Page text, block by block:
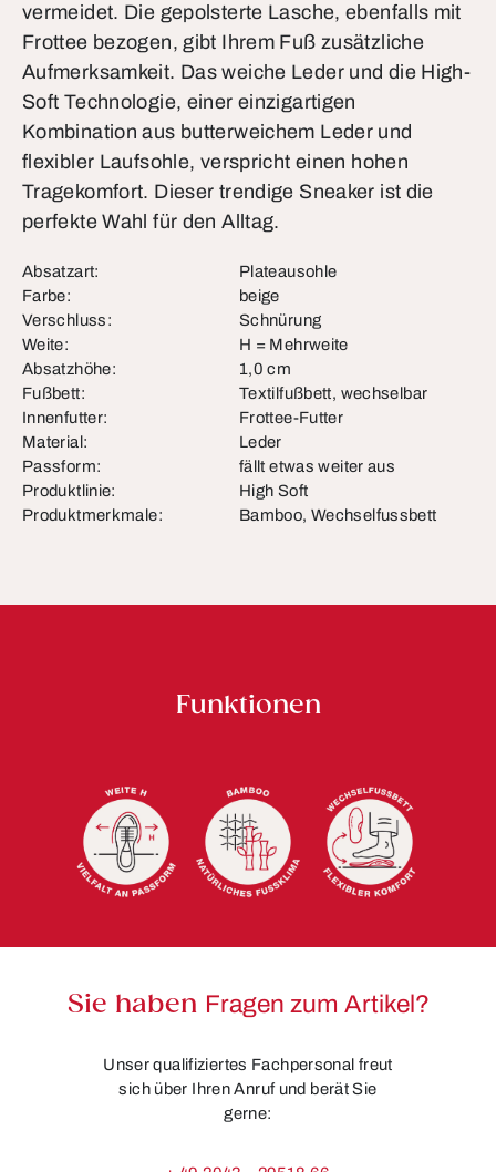
vermeidet. Die gepolsterte Lasche, ebenfalls mit
Frottee bezogen, gibt Ihrem Fuß zusätzliche
Aufmerksamkeit. Das weiche Leder und die High-
Soft Technologie, einer einzigartigen
Kombination aus butterweichem Leder und
flexibler Laufsohle, verspricht einen hohen
Tragekomfort. Dieser trendige Sneaker ist die
perfekte Wahl für den Alltag.
Absatzart:
Plateausohle
Farbe:
beige
Verschluss:
Schnürung
Weite:
H = Mehrweite
Absatzhöhe:
1,0 cm
Fußbett:
Textilfußbett, wechselbar
Innenfutter:
Frottee-Futter
Material:
Leder
Passform:
fällt etwas weiter aus
Produktlinie:
High Soft
Produktmerkmale:
Bamboo, Wechselfussbett
Funktionen
Sie haben Fragen zum Artikel?
Unser qualifiziertes Fachpersonal freut
sich über Ihren Anruf und berät Sie
gerne: